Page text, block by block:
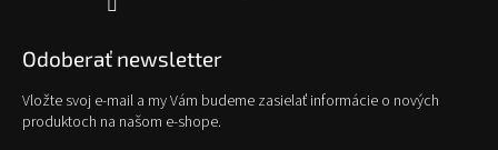
Odoberať newsletter
Vložte svoj e-mail a my Vám budeme zasielať informácie o nových
produktoch na našom e-shope.